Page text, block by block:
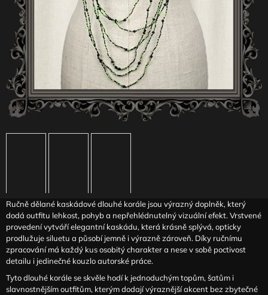
Ručně dělané kaskádové dlouhé korále jsou výrazný doplněk, který
dodá outfitu lehkost, pohyb a nepřehlédnutelný vizuální efekt. Vrstvené
provedení vytváří elegantní kaskádu, která krásně splývá, opticky
prodlužuje siluetu a působí jemně i výrazně zároveň. Díky ručnímu
zpracování má každý kus osobitý charakter a nese v sobě poctivost
detailu i jedinečné kouzlo autorské práce.
Tyto dlouhé korále se skvěle hodí k jednoduchým topům, šatům i
slavnostnějším outfitům, kterým dodají výraznější akcent bez zbytečné
D
O
P
O
R
U
Č
U
J
E
E
SE
SNÍŽENÝM
PASEM
3
290
Kč